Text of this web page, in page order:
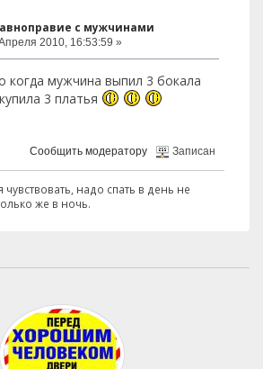
с мужчинами
2010, 16:53:59 »
когда мужчина выпил 3 бокала
3 платья
Сообщить модератору Записан
надо спать в день не
же в ночь.